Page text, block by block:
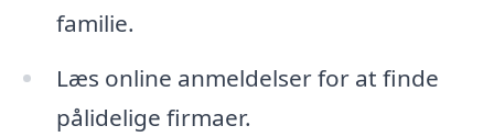
familie.
Læs online anmeldelser for at finde
pålidelige firmaer.